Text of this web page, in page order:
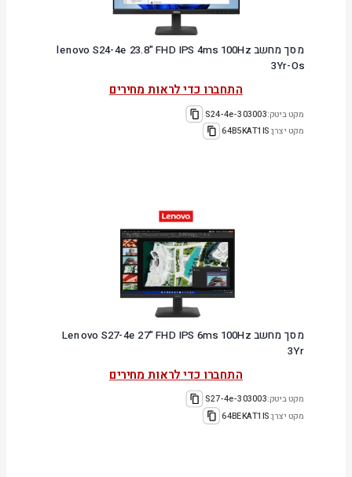
מסך מחשב lenovo S24-4e 23.8" FHD IPS 4ms 100Hz
3Yr-Os
התחברו כדי לראות מחירים
מקט ביטק:303003-S24-4e
מקט יצרן:64B5KAT1IS
מסך מחשב Lenovo S27-4e 27" FHD IPS 6ms 100Hz
3Yr
התחברו כדי לראות מחירים
מקט ביטק:303003-S27-4e
מקט יצרן:64BEKAT1IS